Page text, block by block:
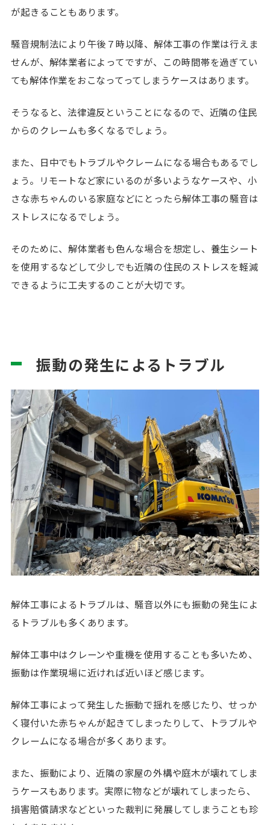
が起きることもあります。
騒音規制法により午後７時以降、解体工事の作業は行えま
せんが、解体業者によってですが、この時間帯を過ぎてい
ても解体作業をおこなってってしまうケースはあります。
そうなると、法律違反ということになるので、近隣の住民
からのクレームも多くなるでしょう。
また、日中でもトラブルやクレームになる場合もあるでし
ょう。リモートなど家にいるのが多いようなケースや、小
さな赤ちゃんのいる家庭などにとったら解体工事の騒音は
ストレスになるでしょう。
そのために、解体業者も色んな場合を想定し、養生シート
を使用するなどして少しでも近隣の住民のストレスを軽減
できるように工夫するのことが大切です。
振動の発生によるトラブル
解体工事によるトラブルは、騒音以外にも振動の発生によ
るトラブルも多くあります。
解体工事中はクレーンや重機を使用することも多いため、
振動は作業現場に近ければ近いほど感じます。
解体工事によって発生した振動で揺れを感じたり、せっか
く寝付いた赤ちゃんが起きてしまったりして、トラブルや
クレームになる場合が多くあります。
また、振動により、近隣の家屋の外構や庭木が壊れてしま
うケースもあります。実際に物などが壊れてしまったら、
損害賠償請求などといった裁判に発展してしまうことも珍